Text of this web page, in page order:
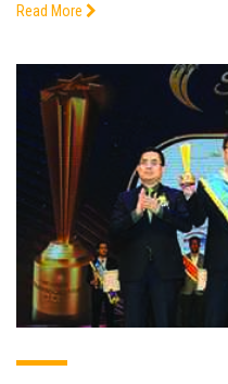
Read More